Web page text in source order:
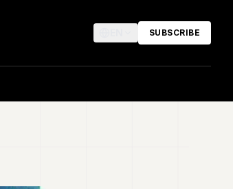
SUBSCRIBE